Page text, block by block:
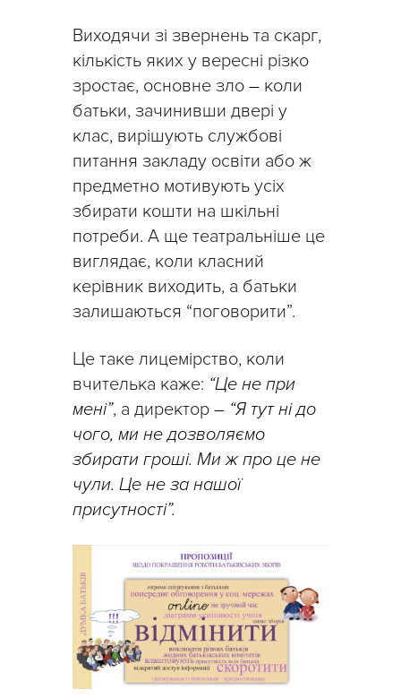
Виходячи зі звернень та скарг,
кількість яких у вересні різко
зростає, основне зло – коли
батьки, зачинивши двері у
клас, вирішують службові
питання закладу освіти або ж
предметно мотивують усіх
збирати кошти на шкільні
потреби. А ще театральніше це
виглядає, коли класний
керівник виходить, а батьки
залишаються “поговорити”.
Це таке лицемірство, коли
вчителька каже: “Це не при
мені”, а директор – “Я тут ні до
чого, ми не дозволяємо
збирати гроші. Ми ж про це не
чули. Це не за нашої
присутності”.